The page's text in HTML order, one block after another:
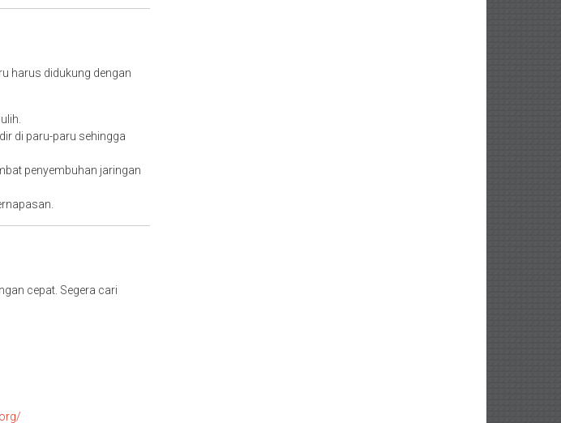
harus didukung dengan
di paru-paru sehingga
penyembuhan jaringan
cepat. Segera cari